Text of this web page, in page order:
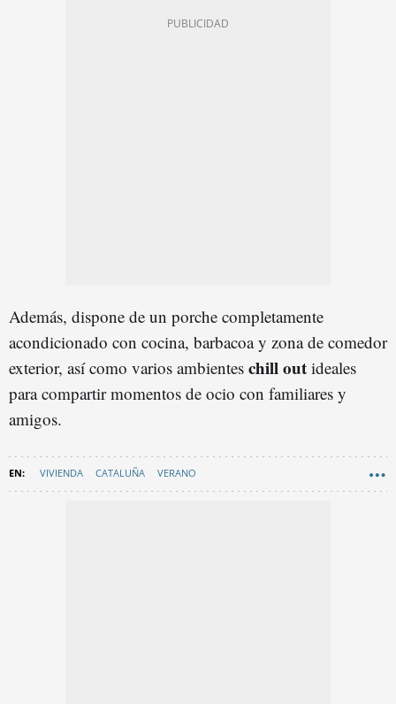
Además, dispone de un porche completamente
acondicionado con cocina, barbacoa y zona de comedor
exterior, así como varios ambientes chill out ideales
para compartir momentos de ocio con familiares y
amigos.
VIVIENDA CATALUÑA VERANO